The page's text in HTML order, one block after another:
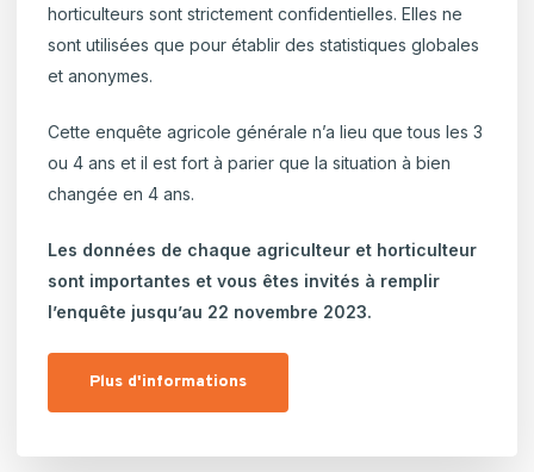
horticulteurs sont strictement confidentielles. Elles ne
sont utilisées que pour établir des statistiques globales
et anonymes.
Cette enquête agricole générale n’a lieu que tous les 3
ou 4 ans et il est fort à parier que la situation à bien
changée en 4 ans.
Les données de chaque agriculteur et horticulteur
sont importantes et vous êtes invités à remplir
l’enquête jusqu’au 22 novembre 2023.
Plus d'informations